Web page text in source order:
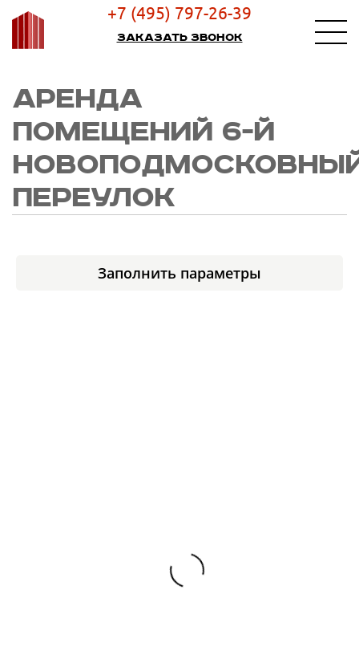
+7 (495) 797-26-39
Заказать звонок
АРЕНДА
ПОМЕЩЕНИЙ 6-Й
ПЕРЕУЛОК
Заполнить параметры